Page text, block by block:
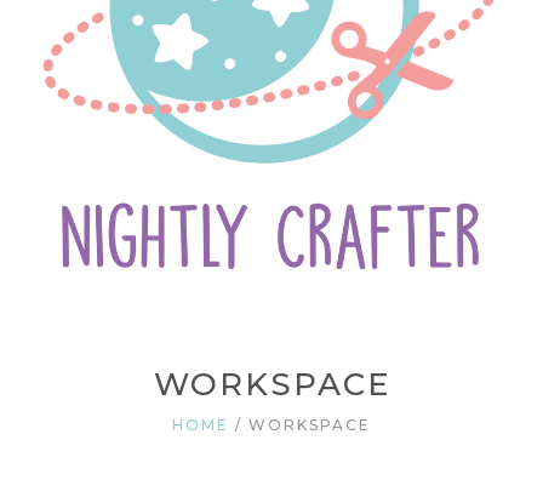
WORKSPACE
HOME / WORKSPACE